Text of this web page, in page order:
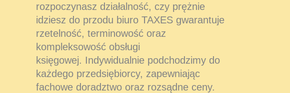
rozpoczynasz działalność, czy prężnie
idziesz do przodu biuro TAXES gwarantuje
rzetelność, terminowość oraz
kompleksowość obsługi
księgowej. Indywidualnie podchodzimy do
każdego przedsiębiorcy, zapewniając
fachowe doradztwo oraz rozsądne ceny.